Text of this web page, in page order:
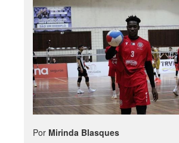
Por Mirinda Blasques